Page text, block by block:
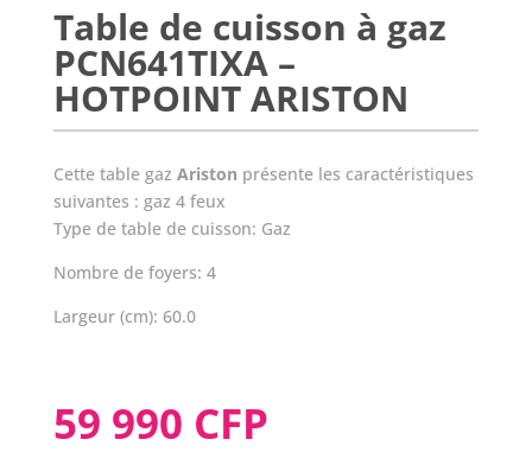
Table de cuisson à gaz
PCN641TIXA –
HOTPOINT ARISTON
Cette table gaz Ariston présente les caractéristiques
suivantes : gaz 4 feux
Type de table de cuisson: Gaz
Nombre de foyers: 4
Largeur (cm): 60.0
59 990 CFP